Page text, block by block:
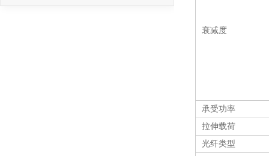
衰减度
承受功率
拉伸载荷
光纤类型